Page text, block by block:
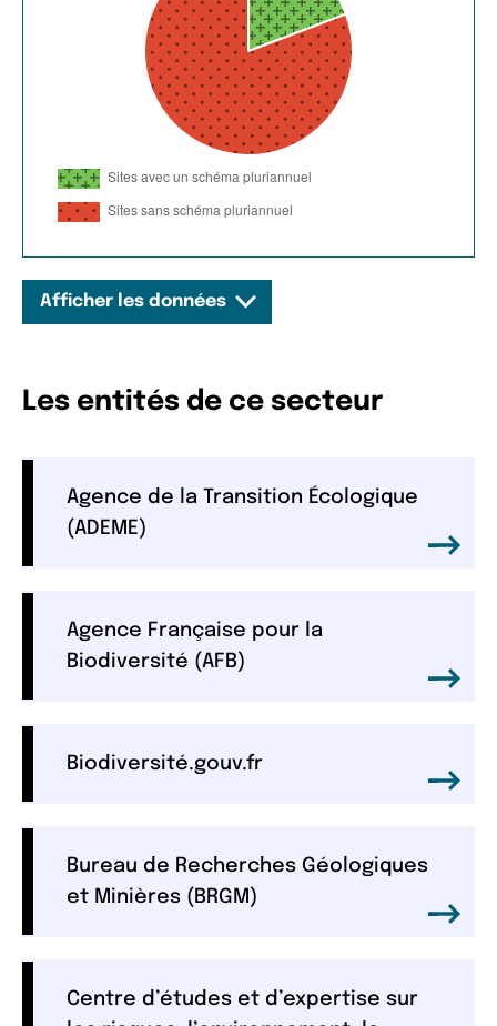
Afficher les données
Les entités de ce secteur
Agence de la Transition Écologique
(ADEME)
Agence Française pour la
Biodiversité (AFB)
Biodiversité.gouv.fr
Bureau de Recherches Géologiques
et Minières (BRGM)
Centre d’études et d’expertise sur